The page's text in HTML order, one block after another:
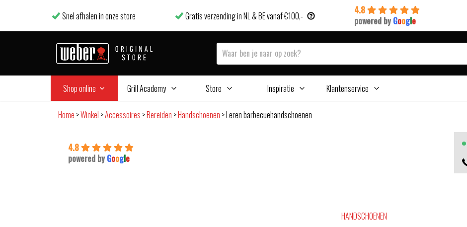
Snel afhalen in onze store Gratis verzending in NL & BE vanaf €100,-
4.8
powered by Google
Shop online Grill Academy Store Inspiratie Klantenservice
Home >Winkel >Accessoires >Bereiden >Handschoenen >Leren barbecuehandschoenen
4.8
powered by Google
HANDSCHOENEN